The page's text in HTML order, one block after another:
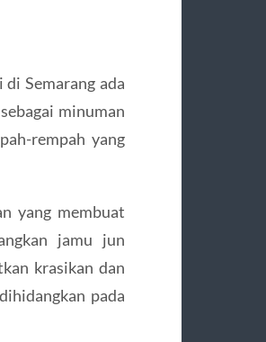
Semarang ada
minuman
rempah yang
yang membuat
jamu jun
krasikan dan
pada